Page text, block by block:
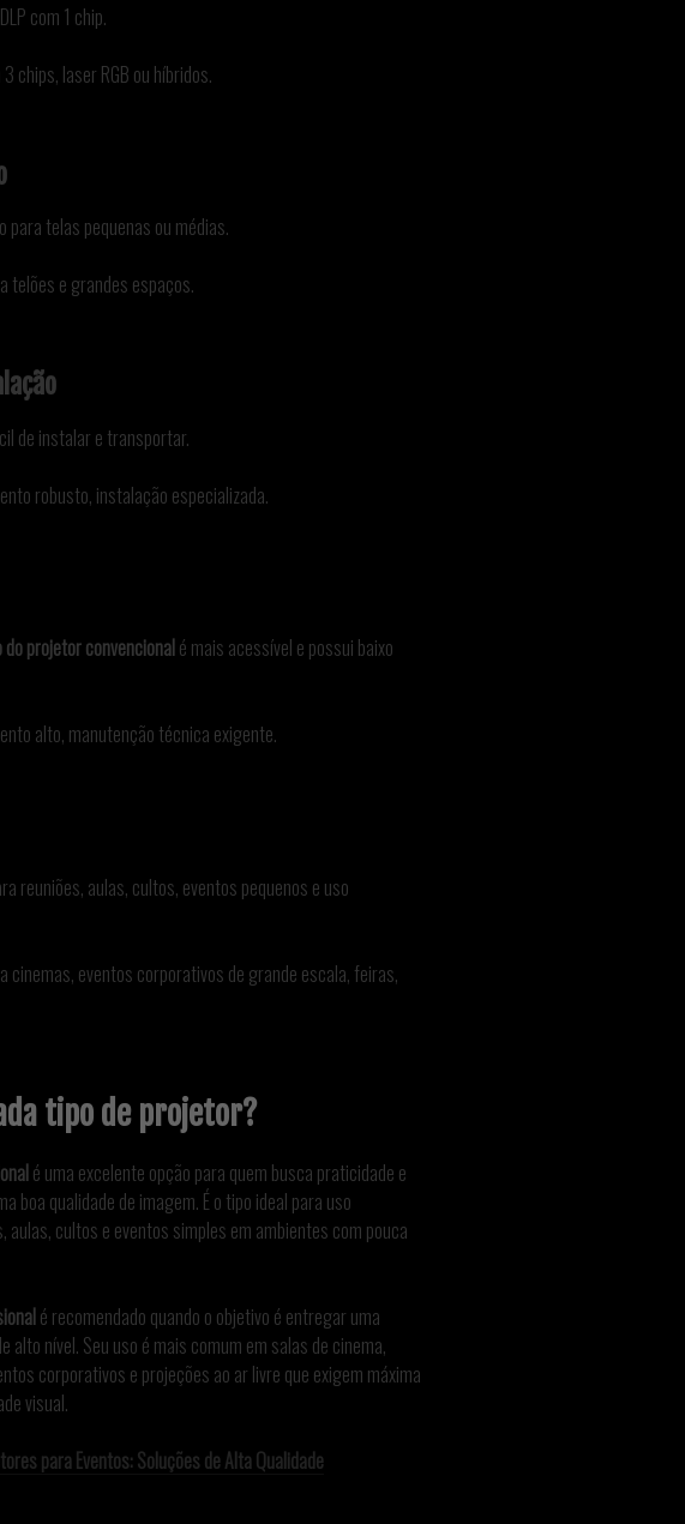
com 1 chip.
chips, laser RGB ou híbridos.
para telas pequenas ou médias.
telões e grandes espaços.
de instalar e transportar.
robusto, instalação especializada.
do projetor convencional é mais acessível e possui baixo
alto, manutenção técnica exigente.
reuniões, aulas, cultos, eventos pequenos e uso
cinemas, eventos corporativos de grande escala, feiras,
tipo de projetor?
é uma excelente opção para quem busca praticidade e
boa qualidade de imagem. É o tipo ideal para uso
aulas, cultos e eventos simples em ambientes com pouca
é recomendado quando o objetivo é entregar uma
alto nível. Seu uso é mais comum em salas de cinema,
corporativos e projeções ao ar livre que exigem máxima
visual.
para Eventos: Soluções de Alta Qualidade